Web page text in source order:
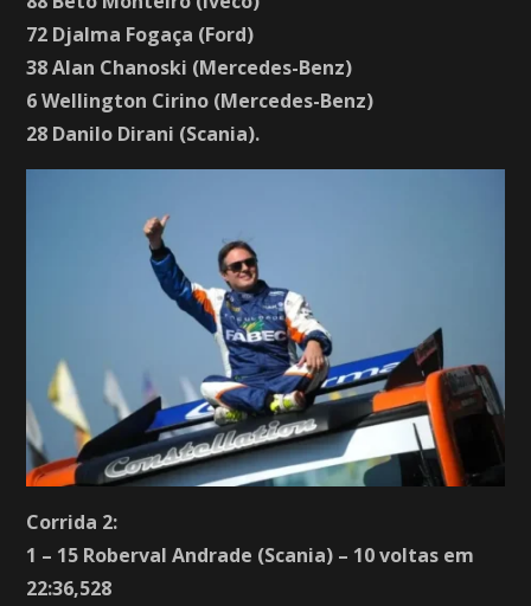
72 Djalma Fogaça (Ford)
38 Alan Chanoski (Mercedes-Benz)
6 Wellington Cirino (Mercedes-Benz)
28 Danilo Dirani (Scania).
Corrida 2:
1 – 15 Roberval Andrade (Scania) – 10 voltas em
22:36,528